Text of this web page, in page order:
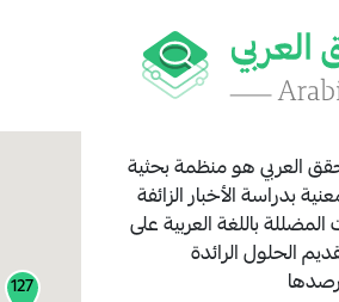
127
العربيهو منظمة بحثية
بدراسة الأخبار الزائفة
باللغة العربية على
الحلول الرائدة